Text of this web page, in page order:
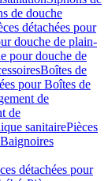
de douche
détachées pour
douche de plain-
pour douche de
Boîtes de
pour Boîtes de
de
de
sanitairePièces
Baignoires
détachées pour